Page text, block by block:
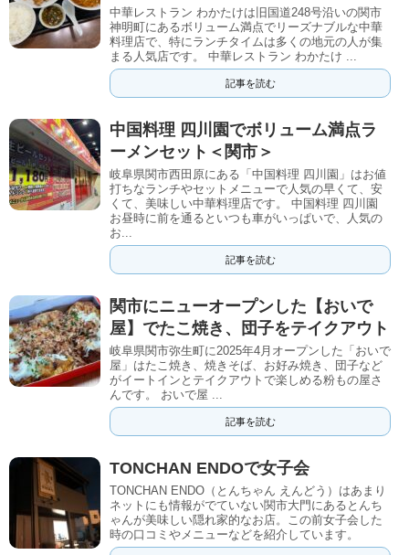
中華レストラン わかたけは旧国道248号沿いの関市
神明町にあるボリューム満点でリーズナブルな中華
料理店で、特にランチタイムは多くの地元の人が集
まる人気店です。 中華レストラン わかたけ ...
記事を読む
中国料理 四川園でボリューム満点ラ
ーメンセット＜関市＞
岐阜県関市西田原にある「中国料理 四川園」はお値
打ちなランチやセットメニューで人気の早くて、安
くて、美味しい中華料理店です。 中国料理 四川園
お昼時に前を通るといつも車がいっぱいで、人気の
お...
記事を読む
関市にニューオープンした【おいで
屋】でたこ焼き、団子をテイクアウト
岐阜県関市弥生町に2025年4月オープンした「おいで
屋」はたこ焼き、焼きそば、お好み焼き、団子など
がイートインとテイクアウトで楽しめる粉もの屋さ
んです。 おいで屋 ...
記事を読む
TONCHAN ENDOで女子会
TONCHAN ENDO（とんちゃん えんどう）はあまり
ネットにも情報がでていない関市大門にあるとんち
ゃんが美味しい隠れ家的なお店。この前女子会した
時の口コミやメニューなどを紹介しています。